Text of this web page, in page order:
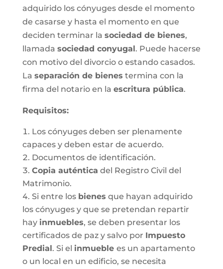
adquirido los cónyuges desde el momento
de casarse y hasta el momento en que
deciden terminar la sociedad de bienes,
llamada sociedad conyugal. Puede hacerse
con motivo del divorcio o estando casados.
La separación de bienes termina con la
firma del notario en la escritura pública.
Requisitos:
Los cónyuges deben ser plenamente
capaces y deben estar de acuerdo.
Documentos de identificación.
Copia auténtica del Registro Civil del
Matrimonio.
Si entre los bienes que hayan adquirido
los cónyuges y que se pretendan repartir
hay inmuebles, se deben presentar los
certificados de paz y salvo por Impuesto
Predial. Si el inmueble es un apartamento
o un local en un edificio, se necesita